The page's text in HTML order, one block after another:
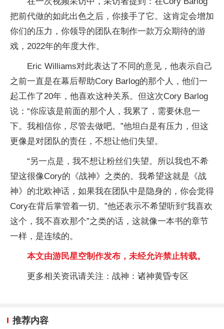
把前代做的如此出色之后，你接手了它。这肯定会增加
你们的压力，你领导的团队在制作一款万众期待的游
戏，2022年的年度大作。
Eric Williams对此表达了不同的意见，他表示自己
之前一直是在幕后帮助Cory Barlog的那个人，他们一
起工作了20年，他喜欢这种关系。但这次Cory Barlog
说：“你应该是前面的那个人，我累了，需要休息一
下。我相信你，尽管去做吧。”他坦白是有压力，但这
更像是对团队的责任，不想让他们失望。
“另一点是，我不想让粉丝们失望。所以我也不希
望这很像Cory的《战神》之类的。我希望这就是《战
神》的北欧神话，如果我在团队中是隐身的，你会觉得
Cory在背后掌管着一切。”他还表示不希望听到“我喜欢
这个，我不喜欢那个”之类的话，这就像一本书的章节
一样，是连续的。
本文由游民星空制作发布，未经允许禁止转载。
更多相关资讯请关注：战神：诸神黄昏专区
推荐内容